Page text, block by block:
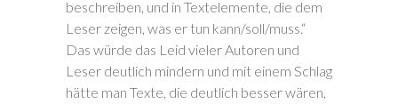
beschreiben, und in Textelemente, die dem
Leser zeigen, was er tun kann/soll/muss.“
Das würde das Leid vieler Autoren und
Leser deutlich mindern und mit einem Schlag
hätte man Texte, die deutlich besser wären,